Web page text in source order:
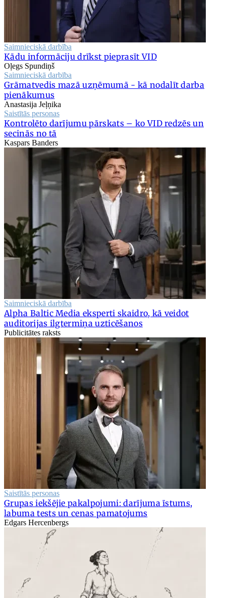
Saimnieciskā darbība
Kādu informāciju drīkst pieprasīt VID
Oļegs Spundiņš
Saimnieciskā darbība
Grāmatvedis mazā uzņēmumā - kā nodalīt darba
pienākumus
Anastasija Jeļņika
Saistītās personas
Kontrolēto darījumu pārskats – ko VID redzēs un
secinās no tā
Kaspars Banders
Saimnieciskā darbība
Alpha Baltic Media eksperti skaidro, kā veidot
auditorijas ilgtermiņa uzticēšanos
Publicitātes raksts
Saistītās personas
Grupas iekšējie pakalpojumi: darījuma īstums,
labuma tests un cenas pamatojums
Edgars Hercenbergs